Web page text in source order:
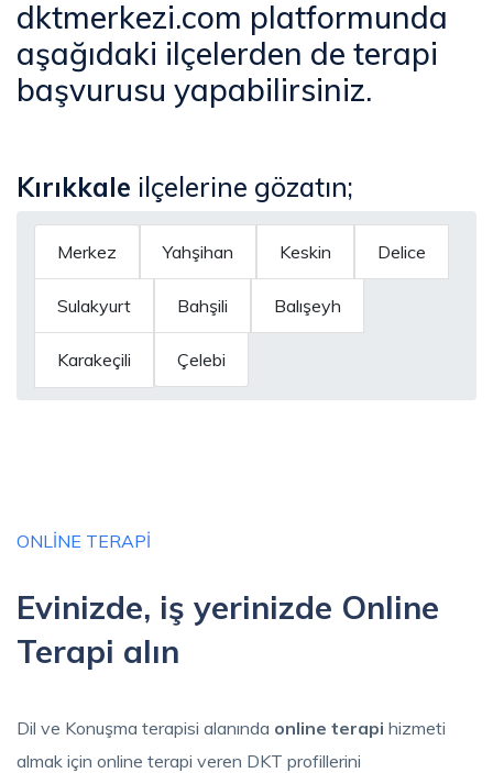
dktmerkezi.com platformunda
aşağıdaki ilçelerden de terapi
başvurusu yapabilirsiniz.
Kırıkkale ilçelerine gözatın;
Merkez Yahşihan Keskin Delice
Sulakyurt Bahşili Balışeyh
Karakeçili Çelebi
ONLINE TERAPI
Evinizde, iş yerinizde Online
Terapi alın
Dil ve Konuşma terapisi alanında online terapi hizmeti
almak için online terapi veren DKT profillerini